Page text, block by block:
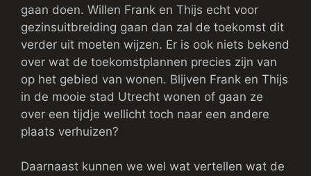
gaan doen. Willen Frank en Thijs echt voor
gezinsuitbreiding gaan dan zal de toekomst dit
verder uit moeten wijzen. Er is ook niets bekend
over wat de toekomstplannen precies zijn van
op het gebied van wonen. Blijven Frank en Thijs
in de mooie stad Utrecht wonen of gaan ze
over een tijdje wellicht toch naar een andere
plaats verhuizen?
Daarnaast kunnen we wel wat vertellen wat de